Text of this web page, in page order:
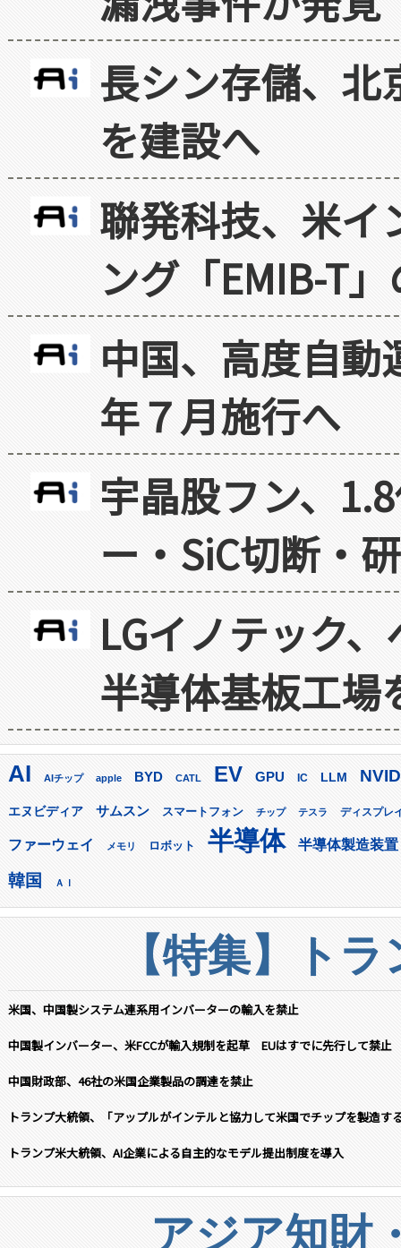
長シン存儲、北
を建設へ
聯発科技、米イ
ング「EMIB-T
中国、高度自
年７月施行へ
宇晶股フン、
ー・SiC切断・
LGイノテック
半導体基板工場
AI AIチップ apple BYD CATL EV GPU IC LLM
エヌビディア サムスン スマートフォン チップ テスラ ディスプレ
ファーウェイ メモリ ロボット 半導体 半導体製造装置
韓国 ＡＩ
【特集】ト
米国、中国製システム連系用インバーターの輸入を禁止
中国製インバーター、米FCCが輸入規制を起草 EUはすでに先行して禁止
中国財政部、46社の米国企業製品の調達を禁止
トランプ大統領、「アップルがインテルと協力して米国でチップを製造す
トランプ米大統領、AI企業による自主的なモデル提出制度を導入
アジア知財